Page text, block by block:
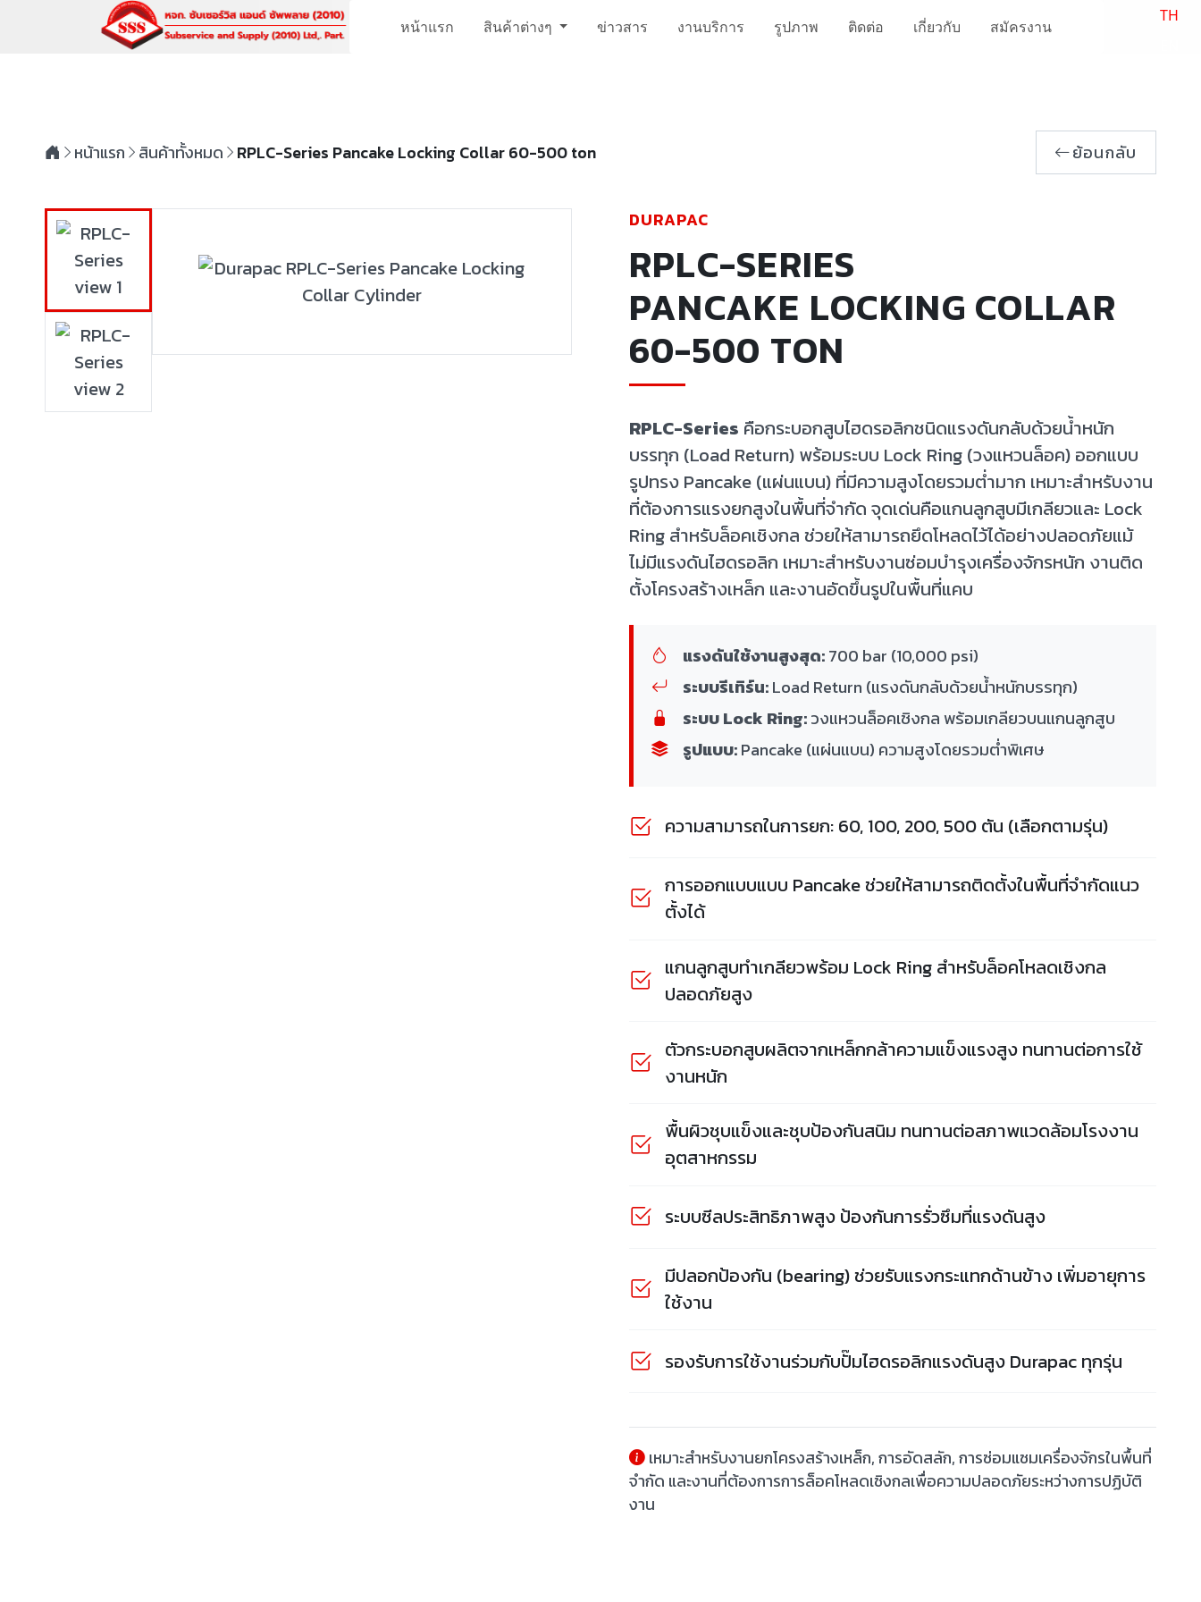
หน้าแรก สินค้าต่างๆ ข่าวสาร งานบริการ รูปภาพ ติดต่อ เกี่ยวกับ สมัครงาน
หน้าแรก สินค้าทั้งหมด RPLC-Series Pancake Locking Collar 60-500 ton ย้อนกลับ
DURAPAC
RPLC-SERIES
PANCAKE LOCKING COLLAR
60-500 TON
RPLC-Series คือกระบอกสูบไฮดรอลิกชนิดแรงดันกลับด้วยน้ำหนัก
บรรทุก (Load Return) พร้อมระบบ Lock Ring (วงแหวนล็อค) ออกแบบ
รูปทรง Pancake (แผ่นแบน) ที่มีความสูงโดยรวมต่ำมาก เหมาะสำหรับงาน
ที่ต้องการแรงยกสูงในพื้นที่จำกัด จุดเด่นคือแกนลูกสูบมีเกลียวและ Lock
Ring สำหรับล็อคเชิงกล ช่วยให้สามารถยึดโหลดไว้ได้อย่างปลอดภัยแม้
ไม่มีแรงดันไฮดรอลิก เหมาะสำหรับงานซ่อมบำรุงเครื่องจักรหนัก งานติด
ตั้งโครงสร้างเหล็ก และงานอัดขึ้นรูปในพื้นที่แคบ
แรงดันใช้งานสูงสุด:700 bar (10,000 psi)
ระบบรีเทิร์น:Load Return (แรงดันกลับด้วยน้ำหนักบรรทุก)
ระบบ Lock Ring:วงแหวนล็อคเชิงกล พร้อมเกลียวบนแกนลูกสูบ
รูปแบบ:Pancake (แผ่นแบน) ความสูงโดยรวมต่ำพิเศษ
ความสามารถในการยก: 60, 100, 200, 500 ตัน (เลือกตามรุ่น)
การออกแบบแบบ Pancake ช่วยให้สามารถติดตั้งในพื้นที่จำกัดแนว
ตั้งได้
แกนลูกสูบทำเกลียวพร้อม Lock Ring สำหรับล็อคโหลดเชิงกล
ปลอดภัยสูง
ตัวกระบอกสูบผลิตจากเหล็กกล้าความแข็งแรงสูง ทนทานต่อการใช้
งานหนัก
พื้นผิวชุบแข็งและชุบป้องกันสนิม ทนทานต่อสภาพแวดล้อมโรงงาน
อุตสาหกรรม
ระบบซีลประสิทธิภาพสูง ป้องกันการรั่วซึมที่แรงดันสูง
มีปลอกป้องกัน (bearing) ช่วยรับแรงกระแทกด้านข้าง เพิ่มอายุการ
ใช้งาน
รองรับการใช้งานร่วมกับปั๊มไฮดรอลิกแรงดันสูง Durapac ทุกรุ่น
เหมาะสำหรับงานยกโครงสร้างเหล็ก, การอัดสลัก, การซ่อมแซมเครื่องจักรในพื้นที่
จำกัด และงานที่ต้องการการล็อคโหลดเชิงกลเพื่อความปลอดภัยระหว่างการปฏิบัติ
งาน
TH